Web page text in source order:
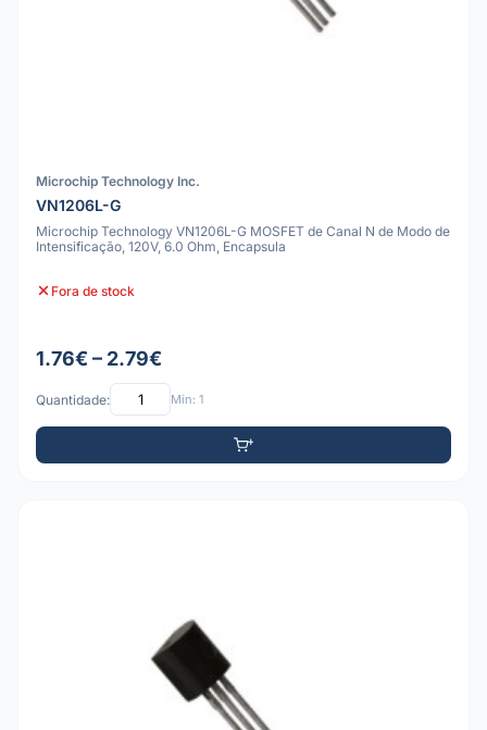
Microchip Technology Inc.
VN1206L-G
Microchip Technology VN1206L-G MOSFET de Canal N de Modo de
Intensificação, 120V, 6.0 Ohm, Encapsula
Fora de stock
1.76€ – 2.79€
Quantidade: Mín: 1